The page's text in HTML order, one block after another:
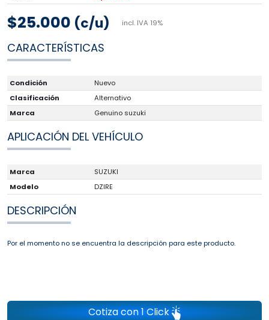
$25.000 (c/u) incl. IVA 19%
CARACTERÍSTICAS
Condición
Nuevo
Clasificación
Alternativo
Marca
Genuino suzuki
APLICACIÓN DEL VEHÍCULO
Marca
SUZUKI
Modelo
DZIRE
DESCRIPCIÓN
Por el momento no se encuentra la descripción para este producto.
Cotiza con 1 Click